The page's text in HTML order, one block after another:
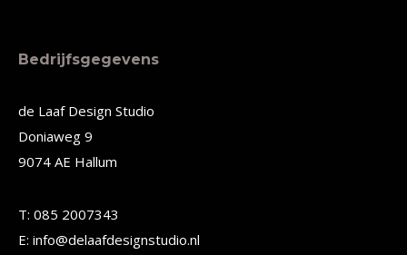
meerdere
Deze
optie
kan
worden
Bedrijfsgegevens
de Laaf Design Studio
Doniaweg 9
9074 AE Hallum
T: 085 2007343
E: info@delaafdesignstudio.nl